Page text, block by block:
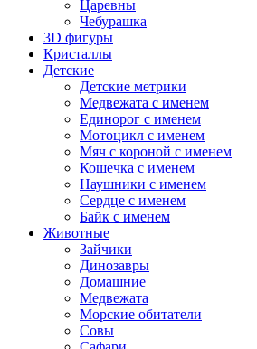
Царевны
Чебурашка
3D фигуры
Кристаллы
Детские
Детские метрики
Медвежата с именем
Единорог с именем
Мотоцикл с именем
Мяч с короной с именем
Кошечка с именем
Наушники с именем
Сердце с именем
Байк с именем
Животные
Зайчики
Динозавры
Домашние
Медвежата
Морские обитатели
Совы